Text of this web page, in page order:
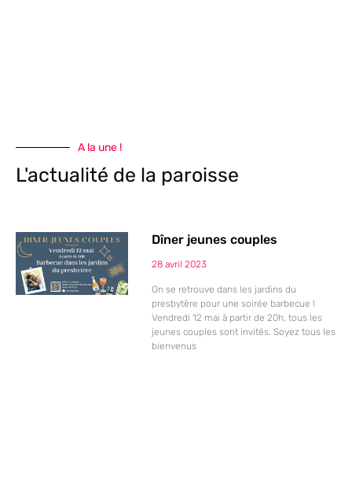
A la une !
L'actualité de la paroisse
Dîner jeunes couples
28 avril 2023
On se retrouve dans les jardins du
presbytère pour une soirée barbecue !
Vendredi 12 mai à partir de 20h, tous les
jeunes couples sont invités. Soyez tous les
bienvenus